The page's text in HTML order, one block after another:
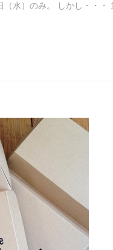
（水）のみ。 しかし・・